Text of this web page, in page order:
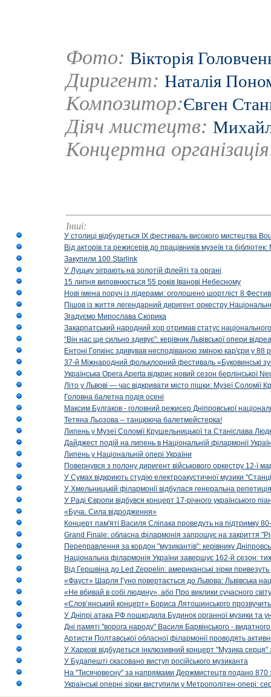
Фото: Вікторія
Диригент: Наталія
Композитор:Євген
Діяч мистецтв:
Концертна
Інші:
У столиці відбудеться IX фестиваль високого мистецтва
Від акторів та режисерів до працівників музеїв та
Закупили 100 Starlink
У Луцьку зіграють на золотій флейті та органі
15 липня виповнюється 55 років Іванові Небесному
Нові імена поруч із лідерами: оголошено шортліст 8
Пішов із життя легендарний диригент оркестру
Згадуємо Мирослава Скорика
Закарпатський народний хор отримав статус національного
“Він нас ще сильно здивує”: керівник Львівської опери
Ентоні Гопкінс здивував несподіваною зміною кар'єри у 88
37-й Міжнародний фольклорний фестиваль «Буковинські
Українська Opera Aperta відкриє новий сезон берлінської
Літо у Львові — час відкривати місто пішки: Музеї Соломії
Головна балетна подія осені
Максим Булгаков - головний режисер Дніпровської
Тетяна Льозова – танцююча балетмейстерка!
Липень у Музеї Соломії Крушельницької та Станіслава
Дайджест подій на липень в Національній філармонії
Липень у Національній опері України
Повернувся з полону диригент військового оркестру 12-ї
У Сумах відкриють студію електроакустичної музики
У Хмельницькій філармонії відбулася генеральна
У Раді Європи відбувся концерт 17-річного українського
«Буча. Сила відродження»
Концерт пам'яті Василя Сліпака проведуть на підтримку
Grand Finale: обласна філармонія запрошує на закриття
Переправлення за кордон "музикантів": керівнику
Національна філармонія України завершує 162-й сезон:
Від Гершвіна до Led Zeppelin: американські зірки
«Фауст» Шарля Гуно повертається до Львова: Львівська
«Не вбивай в собі людину», або Про виклики сучасного світу
«Слов’янський концерт» Бориса Лятошинського
У Дніпрі атака РФ пошкодила Будинок органної музики та
Дні памяті "ворога народу" Василя Барвінського -
Артисти Полтавської обласної філармонії проводять
У Харкові відбудеться інклюзивний концерт "Музика
У Будапешті скасовано виступ російського музиканта
На "Тисячовесну" за напрямами Держмистецтв подано 870
Українські оперні зірки виступили у Метрополітен-опері: